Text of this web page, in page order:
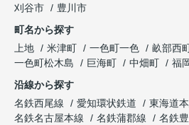
刈谷市
豊川市
町名から探す
上地
米津町 一色町一色 畝部西
一色町松木島
巨海町 中畑町 福
沿線から探す
名鉄西尾線
愛知環状鉄道 東海道
名鉄名古屋本線
名鉄蒲郡線 名鉄